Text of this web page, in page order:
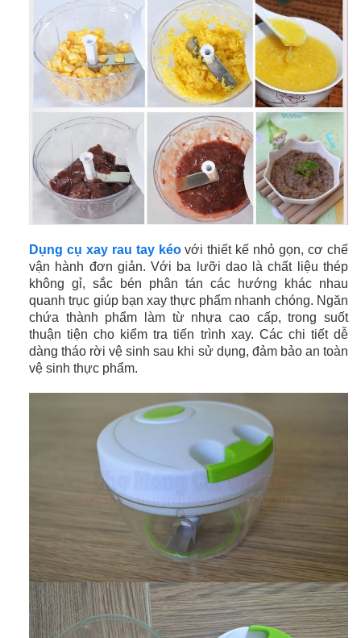
Dụng cụ xay rau tay kéovới thiết kế nhỏ gọn, cơ chế
vận hành đơn giản. Với ba lưỡi dao là chất liệu thép
không gỉ, sắc bén phân tán các hướng khác nhau
quanh trục giúp bạn xay thực phẩm nhanh chóng. Ngăn
chứa thành phẩm làm từ nhựa cao cấp, trong suốt
thuận tiện cho kiểm tra tiến trình xay. Các chi tiết dễ
dàng tháo rời vệ sinh sau khi sử dụng, đảm bảo an toàn
vệ sinh thực phẩm.